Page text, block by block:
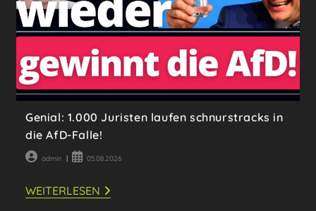
Genial: 1.000 Juristen laufen schnurstracks in
die AfD-Falle!
Beitrags-
admin
Beitrag05.08.2026
WEITERLESENGENIAL:
1.000